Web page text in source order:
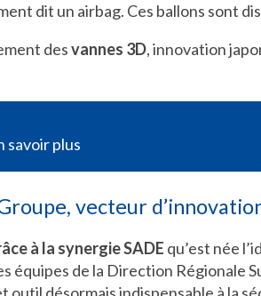
dit un airbag. Ces ballons sont
desvannes 3D, innovation
savoir plus
vecteur
à la synergie SADE qu’est née
équipes de la Direction Régionale